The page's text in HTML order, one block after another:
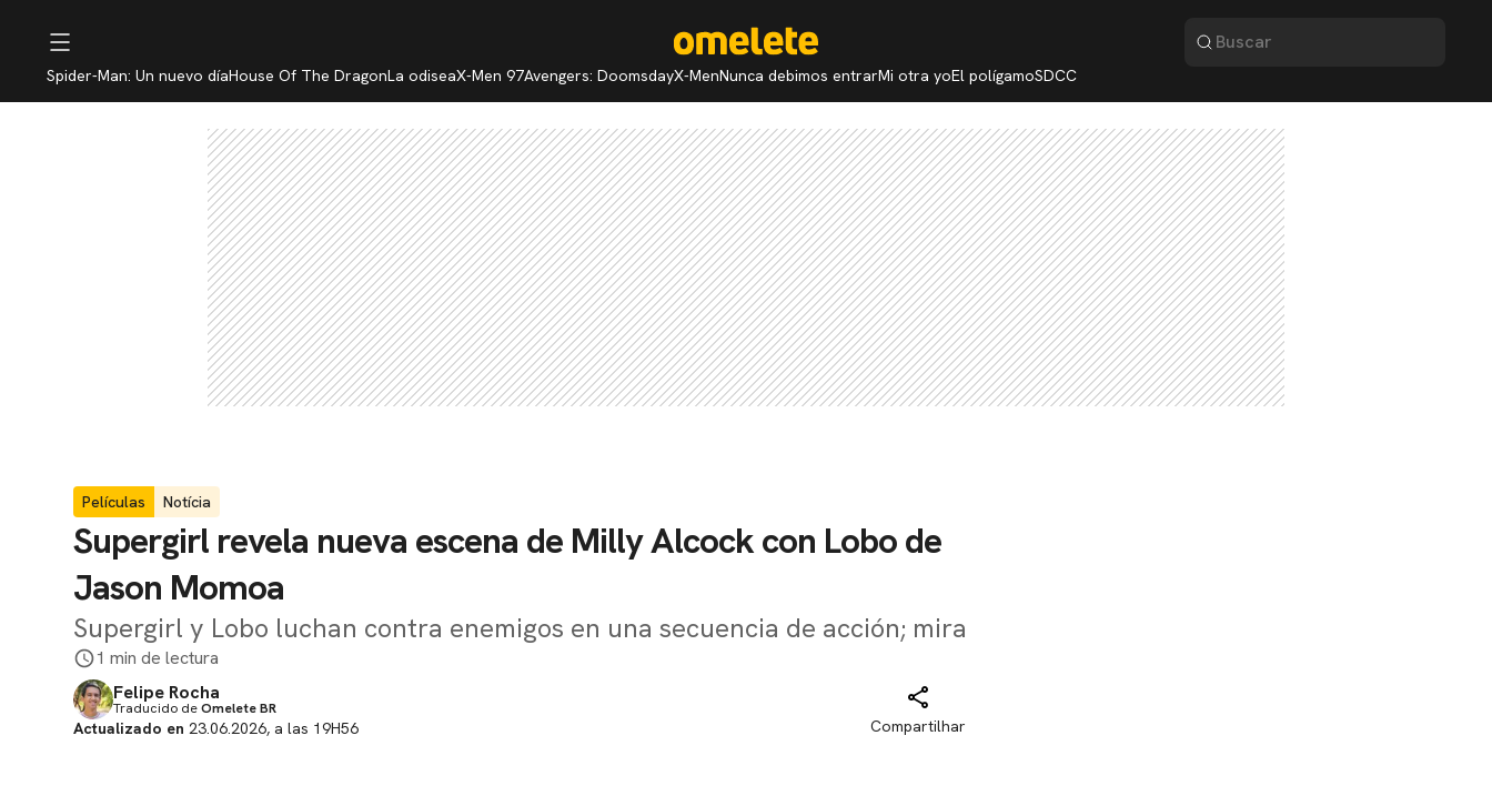
Spider-Man: Un nuevo díaHouse Of The DragonLa odiseaX-Men 97Avengers: DoomsdayX-MenNunca debimos entrarMi otra yoEl polígamoSDCC
Películas Notícia
Supergirl revela nueva escena de Milly Alcock con Lobo de
Jason Momoa
Supergirl y Lobo luchan contra enemigos en una secuencia de acción; mira
1 min de lectura
Felipe Rocha
Traducido deOmelete BR
Actualizado en 23.06.2026, a las 19H56 Compartilhar